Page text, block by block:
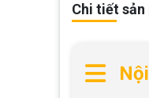
Chi tiết sản